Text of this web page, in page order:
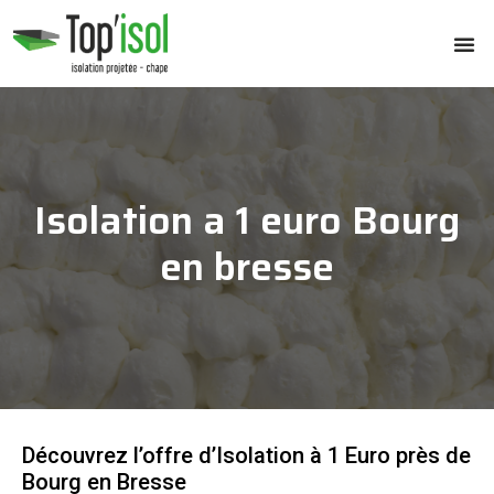
Isolation a 1 euro Bourg
en bresse
Découvrez l’offre d’Isolation à 1 Euro près de
Bourg en Bresse